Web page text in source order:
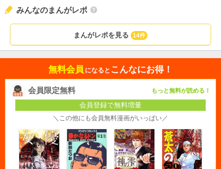
みんなのまんがレポ
まんがレポを見る 14件
無料会員 になると こんなにお得！
会員限定無料 もっと無料が読める！
会員登録で無料増量
＼この他にも会員無料漫画がいっぱい／